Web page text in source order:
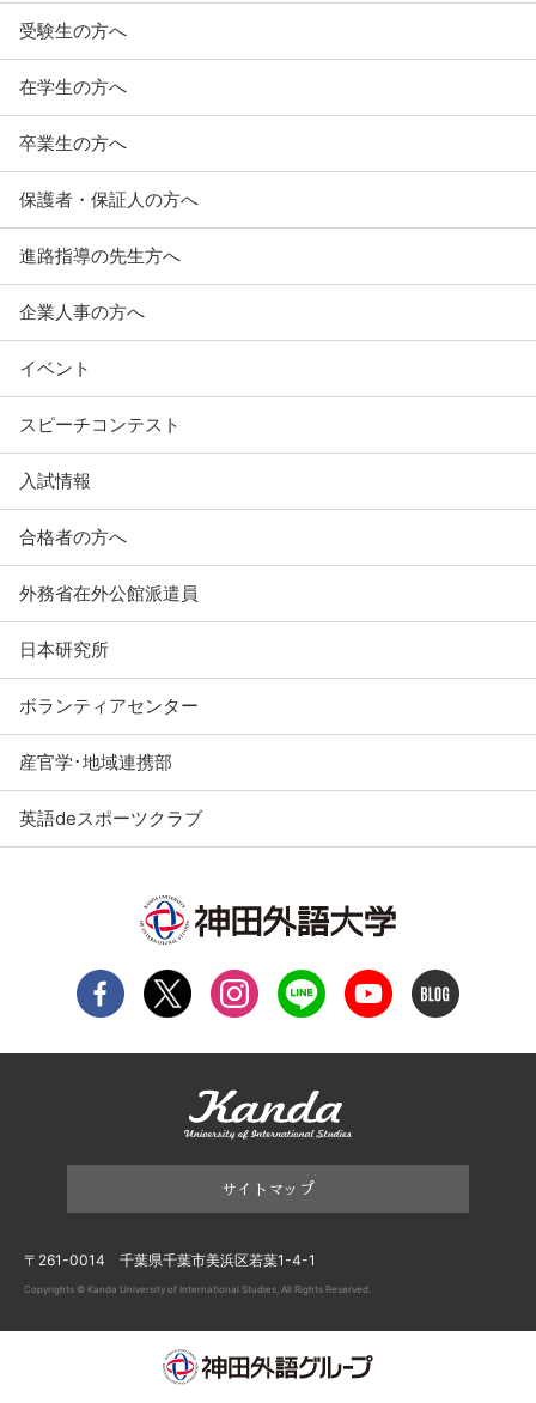
受験生の方へ
在学生の方へ
卒業生の方へ
保護者・保証人の方へ
進路指導の先生方へ
企業人事の方へ
イベント
スピーチコンテスト
入試情報
合格者の方へ
外務省在外公館派遣員
日本研究所
ボランティアセンター
産官学･地域連携部
英語deスポーツクラブ
サイトマップ
〒261-0014 千葉県千葉市美浜区若葉1-4-1
Copyrights © Kanda University of International Studies, All Rights Reserved.